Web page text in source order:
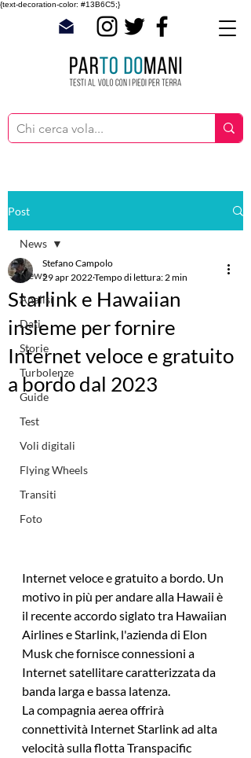
{text-decoration-color: #13B6C5;}
Post
News
Analisi
Dati
Storie
Turbolenze
Guide
Test
Voli digitali
Flying Wheels
Transiti
Foto
News
Starlink e Hawaiian
insieme per fornire
Internet veloce e gratuito
a bordo dal 2023
Stefano Campolo
29 apr 2022Tempo di lettura: 2 min
Internet veloce e gratuito a bordo. Un
motivo in più per andare alla Hawaii è
il recente accordo siglato tra Hawaiian
Airlines e Starlink, l'azienda di Elon
Musk che fornisce connessioni a
Internet satellitare caratterizzata da
banda larga e bassa latenza.
La compagnia aerea offrirà
connettività Internet Starlink ad alta
velocità sulla flotta Transpacific